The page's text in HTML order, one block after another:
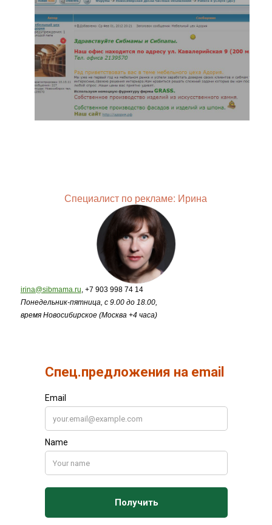
Специалист по рекламе: Ирина
irina@sibmama.ru , +7 903 998 74 14
Понедельник-пятница, с 9.00 до 18.00,
время Новосибирское (Москва +4 часа)